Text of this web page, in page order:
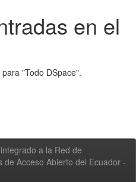
en el
"Todo DSpace".
a la Red de
de Acceso Abierto del Ecuador -